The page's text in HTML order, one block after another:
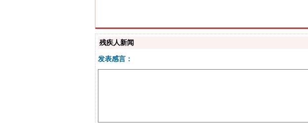
习近平的博鳌关键词
残疾人新闻
发表感言：